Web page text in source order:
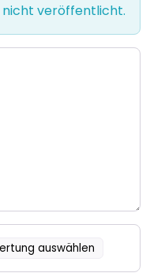
nicht veröffentlicht.
auswählen